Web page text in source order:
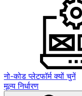
नो-कोड प्लेटफॉर्म क्यों चुनें
मूल्य निर्धारण